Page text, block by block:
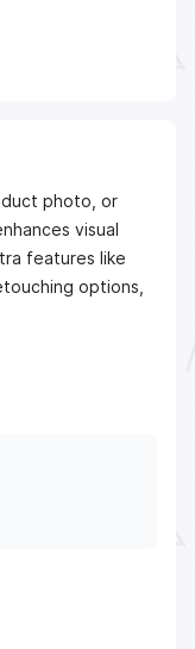
photo, or
visual
features like
options,